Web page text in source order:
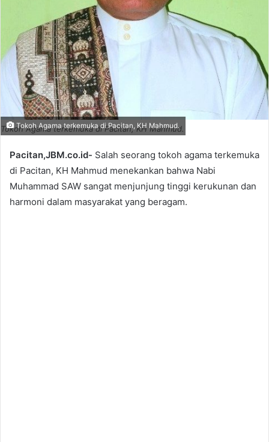
Tokoh Agama terkemuka di Pacitan, KH Mahmud.
Tokoh Agama terkemuka di Pacitan, KH Mahmud.
Pacitan,JBM.co.id- Salah seorang tokoh agama terkemuka
di Pacitan, KH Mahmud menekankan bahwa Nabi
Muhammad SAW sangat menjunjung tinggi kerukunan dan
harmoni dalam masyarakat yang beragam.